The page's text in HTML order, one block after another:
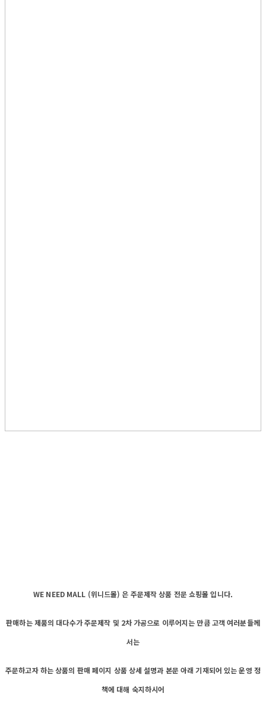
WE NEED MALL (위니드몰) 은 주문제작 상품 전문 쇼핑몰 입니다.
판매하는 제품의 대다수가 주문제작 및 2차 가공으로 이루어지는 만큼 고객 여러분들께
서는
주문하고자 하는 상품의 판매 페이지 상품 상세 설명과 본문 아래 기재되어 있는 운영 정
책에 대해 숙지하시어